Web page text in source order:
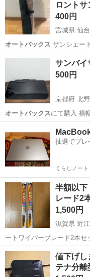
ロント
400円
宮城県 仙
オートバックス
宮城 仙台市 その他
サンバイ
500円
京都府 北
オートバックス
にて
抽選でプレ
くらしノート
半額以下
レード2
1,500円
滋賀県 近
ートワイパーブレード2本セ
サイズを間違えて…
滋賀 近江八幡市 ス
値下げし
テナ分離